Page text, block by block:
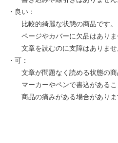
・良い：
比較的綺麗な状態の商品です。
ページやカバーに欠品はありま
文章を読むのに支障はありませ
・可：
文章が問題なく読める状態の商
マーカーやペンで書込があるこ
商品の痛みがある場合がありま